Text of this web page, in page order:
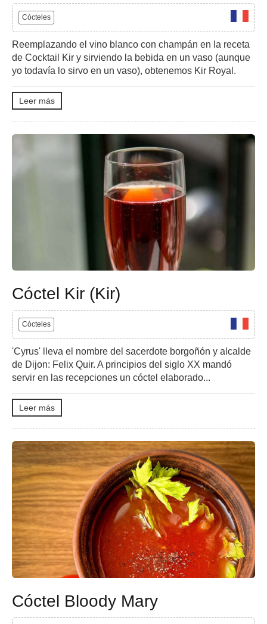
Cócteles
Reemplazando el vino blanco con champán en la receta
de Cocktail Kir y sirviendo la bebida en un vaso (aunque
yo todavía lo sirvo en un vaso), obtenemos Kir Royal.
Leer más
Cóctel Kir (Kir)
Cócteles
'Cyrus' lleva el nombre del sacerdote borgoñón y alcalde
de Dijon: Felix Quir. A principios del siglo XX mandó
servir en las recepciones un cóctel elaborado...
Leer más
Cóctel Bloody Mary